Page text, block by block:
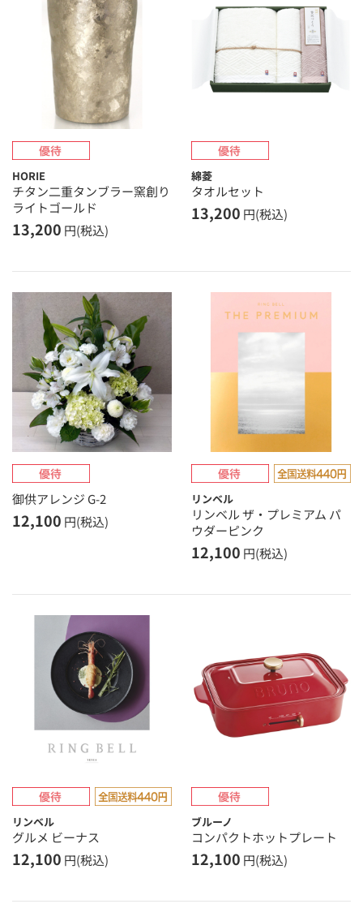
HORIE
チタン二重タンブラー窯創り
ライトゴールド
13,200 円(税込)
綿菱
タオルセット
13,200 円(税込)
御供アレンジ G-2
12,100 円(税込)
リンベル
リンベル ザ・プレミアム パ
ウダーピンク
12,100 円(税込)
リンベル
グルメ ビーナス
12,100 円(税込)
ブルーノ
コンパクトホットプレート
12,100 円(税込)